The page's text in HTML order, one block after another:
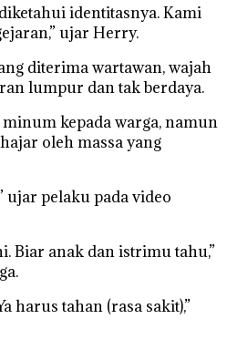
identitasnya. Kami
ujar Herry.
diterima wartawan, wajah
lumpur dan tak berdaya.
kepada warga, namun
oleh massa yang
ujar pelaku pada video
Biar anak dan istrimu tahu,”
harus tahan (rasa sakit),”